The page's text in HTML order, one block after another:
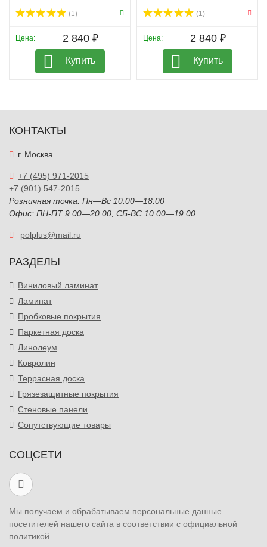
(1)
Цена: 2 840 ₽
Купить
(1)
Цена: 2 840 ₽
Купить
КОНТАКТЫ
г. Москва
+7 (495) 971-2015
+7 (901) 547-2015
Розничная точка: Пн—Вс 10:00—18:00
Офис: ПН-ПТ 9.00—20.00, СБ-ВС 10.00—19.00
polplus@mail.ru
РАЗДЕЛЫ
Виниловый ламинат
Ламинат
Пробковые покрытия
Паркетная доска
Линолеум
Ковролин
Террасная доска
Грязезащитные покрытия
Стеновые панели
Сопутствующие товары
СОЦСЕТИ
Мы получаем и обрабатываем персональные данные
посетителей нашего сайта в соответствии с официальной
политикой.